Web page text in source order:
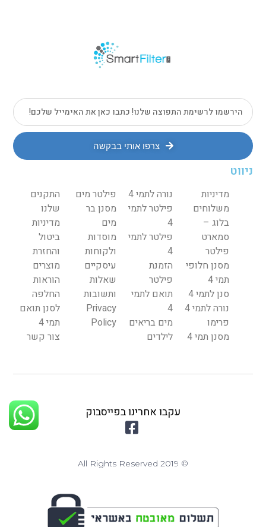
צרפו אותי בבקשה
ניווט
מדיניות
משלוחים
בלוג –
סמארט
פילטר
מסנן חלופי
תמי 4
סנן לתמי 4
נורה לתמי 4
פרימו
מסנן תמי 4
נורה לתמי 4
פילטר לתמי
4
פילטר לתמי
4
הזמנת
פילטר
תואם לתמי
4
מים בריאים
לילדים
פילטר מים
מסנן בר
מים
מוסדות
ולקוחות
עיסקיים
שאלות
ותשובות
Privacy
Policy
התקנים
שלנו
מדיניות
ביטול
והחזרת
מוצרים
הוראות
החלפה
לסנן תואם
תמי 4
צור קשר
עקבו אחרינו בפייסבוק
© 2019 All Rights Reserved